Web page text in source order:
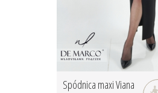
Spódnica maxi Viana